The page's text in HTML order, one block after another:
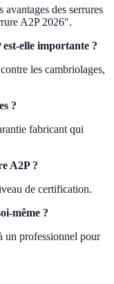
avantages des serrures
A2P 2026".
elle importante ?
les cambriolages,
?
fabricant qui
A2P ?
de certification.
même ?
un professionnel pour